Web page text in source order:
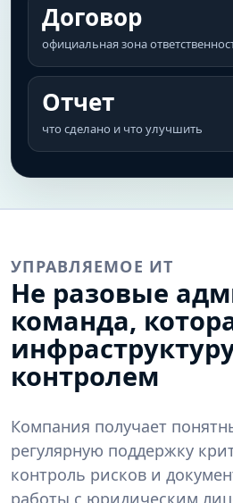
Договор
официальная зона
Отчет
что сделано и что улучшить
УПРАВЛЯЕМОЕ ИТ
Не разовые
команда,
контролем
Компания получает
регулярную поддержку
контроль рисков и
работы с юридическим